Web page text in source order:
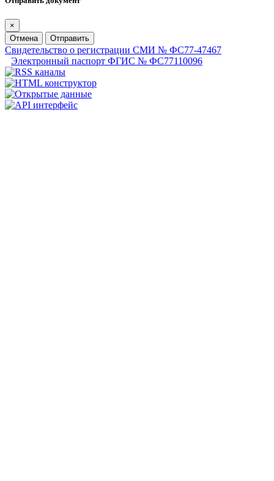
×
Отмена
Отправить
Свидетельство о регистрации СМИ № ФС77-47467
Электронный паспорт ФГИС № ФС77110096